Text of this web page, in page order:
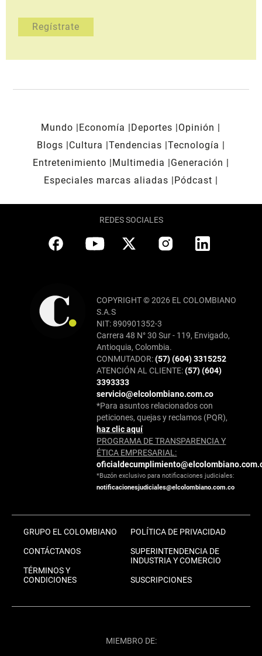
Mundo Economía Deportes
Opinión
Blogs
Cultura Tendencias Tecnología
Entretenimiento
Multimedia
Generación
Especiales marcas aliadas
Pódcast
REDES SOCIALES
COPYRIGHT © 2026 EL COLOMBIANO
S.A.S
NIT: 890901352-3
Carrera 48 N° 30 Sur - 119, Envigado,
Antioquia, Colombia.
CONMUTADOR:(57) (604) 3315252
ATENCIÓN AL CLIENTE:(57) (604)
3393333
servicio@elcolombiano.com.co
*Para asuntos relacionados con
peticiones, quejas y reclamos (PQR),
haz clic aquí
PROGRAMA DE TRANSPARENCIA Y
ÉTICA EMPRESARIAL:
*Buzón exclusivo para notificaciones judiciales:
notificacionesjudiciales@elcolombiano.com.co
GRUPO EL COLOMBIANO
CONTÁCTANOS
TÉRMINOS Y
CONDICIONES
POLÍTICA DE PRIVACIDAD
SUPERINTENDENCIA DE
INDUSTRIA Y COMERCIO
SUSCRIPCIONES
MIEMBRO DE: